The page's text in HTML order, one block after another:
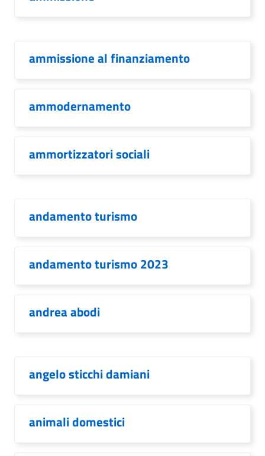
ammissione al finanziamento
ammodernamento
ammortizzatori sociali
andamento turismo
andamento turismo 2023
andrea abodi
angelo sticchi damiani
animali domestici